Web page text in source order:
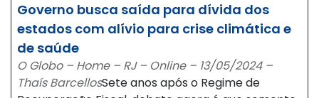
Governo busca saída para dívida dos
estados com alívio para crise climática e
de saúde
O Globo – Home – RJ – Online – 13/05/2024 –
Thaís BarcellosSete anos após o Regime de